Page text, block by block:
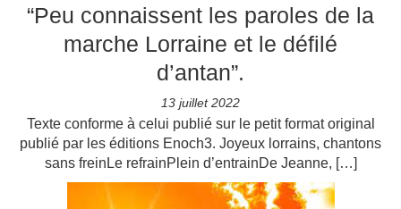
“Peu connaissent les paroles de la
marche Lorraine et le défilé
d’antan”.
13 juillet 2022
Texte conforme à celui publié sur le petit format original
publié par les éditions Enoch3. Joyeux lorrains, chantons
sans freinLe refrainPlein d’entrainDe Jeanne, […]